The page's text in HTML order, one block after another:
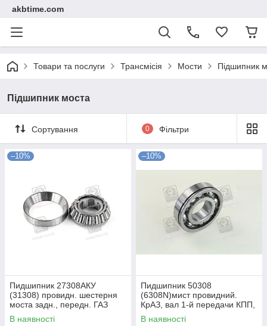
akbtime.com
Товари та послуги Трансмісія Мости Підшипник
Підшипник моста
Сортування 0 Фільтри
–10%
Пидшипник 27308АКУ
(31308) провидн. шестерня
моста задн., передн. ГАЗ
(RIDER) 27308 UA58
В наявності
–10%
Пидшипник 50308
(6308N)мист провидний.
КрАЗ, вал 1-й передачи КПП,
ВОМ МТЗ (RIDER) 50308
UA58
В наявності